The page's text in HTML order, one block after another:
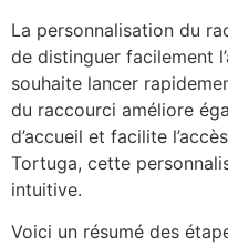
La personnalisation du
de distinguer facilement
souhaite lancer
du raccourci améliore
d’accueil et facilite
Tortuga, cette
intuitive.
Voici un résumé des